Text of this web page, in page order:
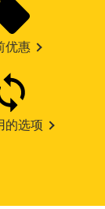
优惠
的选项